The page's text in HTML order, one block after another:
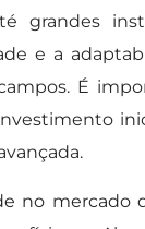
grandes
e a
É
no mercado